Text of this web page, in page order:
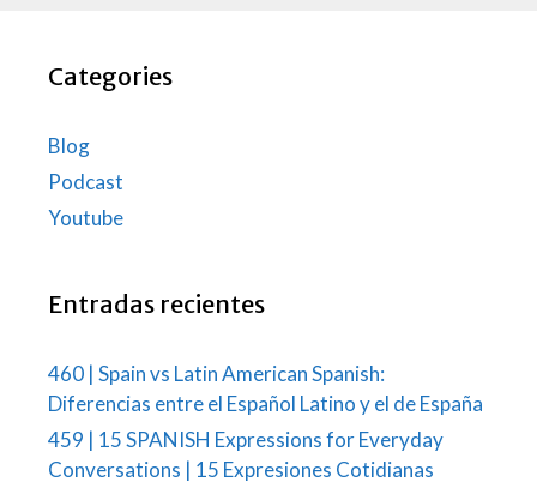
Categories
Blog
Podcast
Youtube
Entradas recientes
460 | Spain vs Latin American Spanish:
Diferencias entre el Español Latino y el de España
459 | 15 SPANISH Expressions for Everyday
Conversations | 15 Expresiones Cotidianas